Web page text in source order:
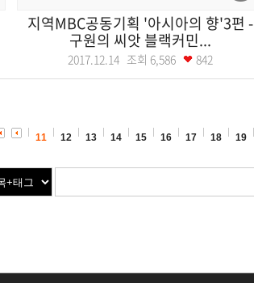
지역MBC공동기획 '아시아의 향'3편 -
구원의 씨앗 블랙커민...
2017.12.14 조회 6,586 842
11 12 13 14 15 16 17 18 19